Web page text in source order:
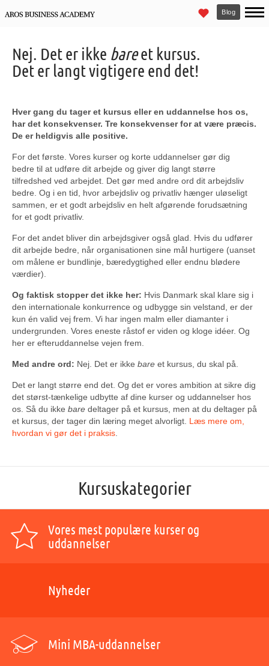
Blog
Nej. Det er ikke bareet kursus.
Det er langt vigtigere end det!
Hver gang du tager et kursus eller en uddannelse hos os,
har det konsekvenser. Tre konsekvenser for at være præcis.
De er heldigvis alle positive.
For det første. Vores kurser og korte uddannelser gør dig
bedre til at udføre dit arbejde og giver dig langt større
tilfredshed ved arbejdet. Det gør med andre ord dit arbejdsliv
bedre. Og i en tid, hvor arbejdsliv og privatliv hænger uløseligt
sammen, er et godt arbejdsliv en helt afgørende forudsætning
for et godt privatliv.
For det andet bliver din arbejdsgiver også glad. Hvis du udfører
dit arbejde bedre, når organisationen sine mål hurtigere (uanset
om målene er bundlinje, bæredygtighed eller endnu blødere
værdier).
Og faktisk stopper det ikke her: Hvis Danmark skal klare sig i
den internationale konkurrence og udbygge sin velstand, er der
kun én valid vej frem. Vi har ingen malm eller diamanter i
undergrunden. Vores eneste råstof er viden og kloge idéer. Og
her er efteruddannelse vejen frem.
Med andre ord: Nej. Det er ikke bare et kursus, du skal på.
Det er langt større end det. Og det er vores ambition at sikre dig
det størst-tænkelige udbytte af dine kurser og uddannelser hos
os. Så du ikke bare deltager på et kursus, men at du deltager på
et kursus, der tager din læring meget alvorligt. Læs mere om,
hvordan vi gør det i praksis
Kursuskategorier
Vores mest populære kurser og
uddannelser
Nyheder
Mini MBA-uddannelser